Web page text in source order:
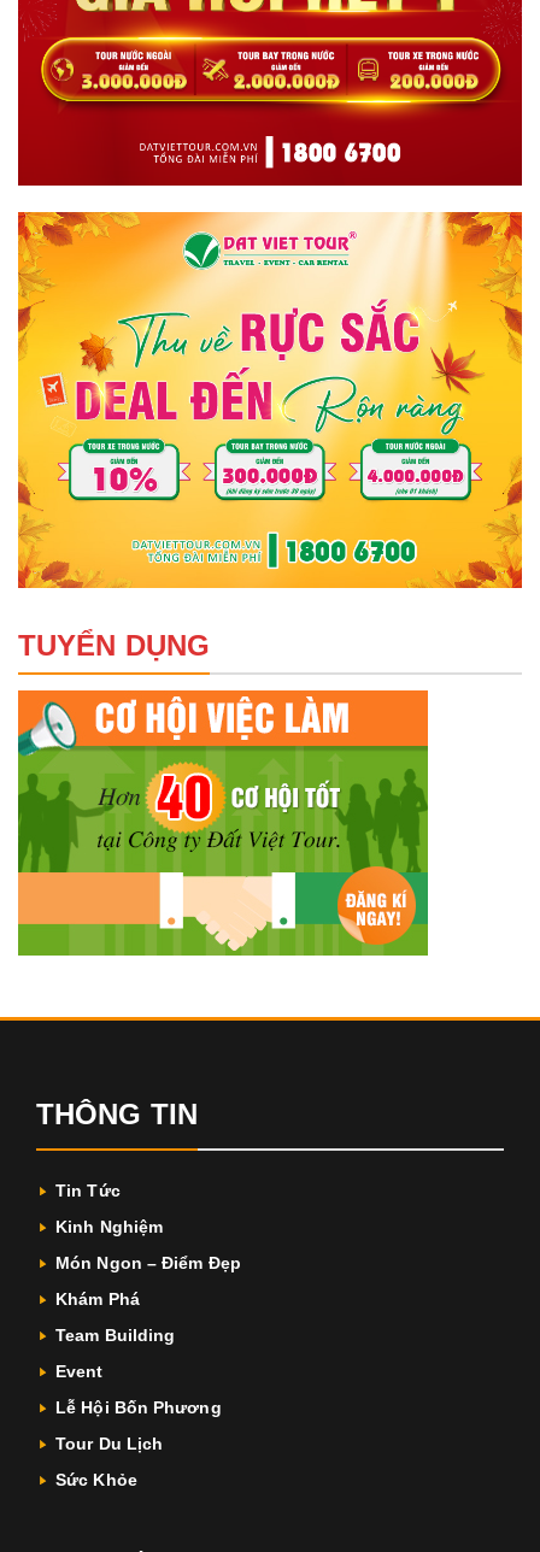
TUYỂN DỤNG
THÔNG TIN
Tin Tức
Kinh Nghiệm
Món Ngon – Điểm Đẹp
Khám Phá
Team Building
Event
Lễ Hội Bốn Phương
Tour Du Lịch
Sức Khỏe